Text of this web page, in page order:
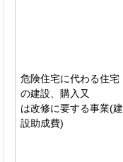
危険住宅に代わる住宅
の建設、購入又
は改修に要する事業(建
設助成費)